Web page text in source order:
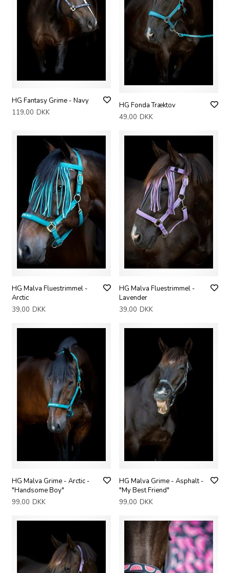
HG Fantasy Grime - Navy
119,00 DKK
HG Fonda Træktov
49,00 DKK
HG Malva Fluestrimmel -
Arctic
39,00 DKK
HG Malva Fluestrimmel -
Lavender
39,00 DKK
HG Malva Grime - Arctic -
"Handsome Boy"
99,00 DKK
HG Malva Grime - Asphalt -
"My Best Friend"
99,00 DKK